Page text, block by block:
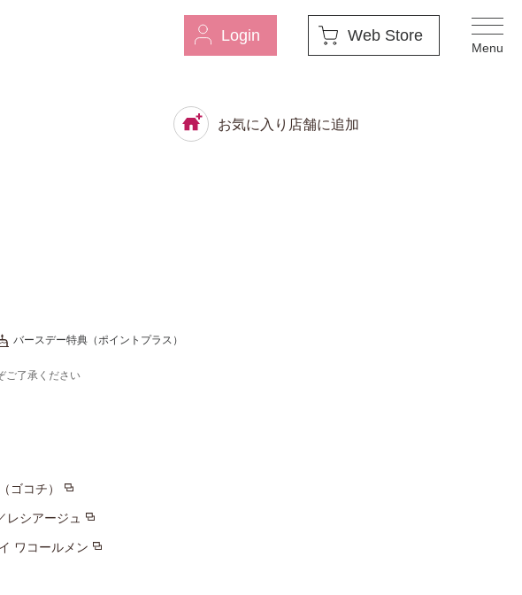
Login Web Store
一覧
お気に入り店舗に追加
バースデー特典（ポイントプラス）
ご了承ください
ゴコチ）
レシアージュ
ワコールメン